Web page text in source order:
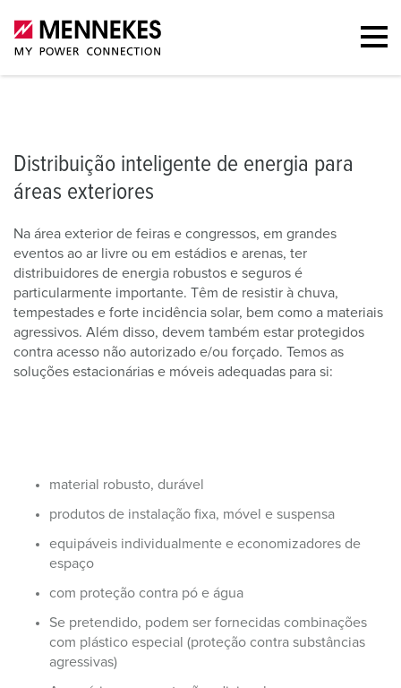
Distribuição inteligente de energia para áreas exteriores
Distribuição inteligente de energia para
áreas exteriores
Na área exterior de feiras e congressos, em grandes
eventos ao ar livre ou em estádios e arenas, ter
distribuidores de energia robustos e seguros é
particularmente importante. Têm de resistir à chuva,
tempestades e forte incidência solar, bem como a materiais
agressivos. Além disso, devem também estar protegidos
contra acesso não autorizado e/ou forçado. Temos as
soluções estacionárias e móveis adequadas para si:
material robusto, durável
produtos de instalação fixa, móvel e suspensa
equipáveis individualmente e economizadores de
espaço
com proteção contra pó e água
Se pretendido, podem ser fornecidas combinações
com plástico especial (proteção contra substâncias
agressivas)